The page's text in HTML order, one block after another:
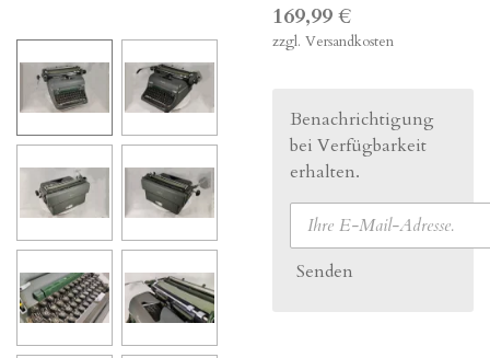
169,99 €
zzgl. Versandkosten
Benachrichtigung
bei Verfügbarkeit
erhalten.
Senden